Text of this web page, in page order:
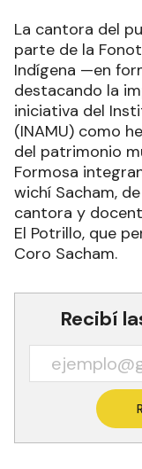
La cantora del
parte de la
Indígena —en
destacando la
iniciativa del
(INAMU) como
del patrimonio
Formosa
wichí Sacham,
cantora y
El Potrillo, que
Coro Sacham.
Recibí